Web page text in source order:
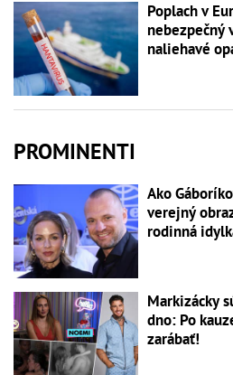
Poplach v
nebezpečný
naliehavé
PROMINENTI
Ako
verejný
rodinná
Markizácky
dno: Po
zarábať!